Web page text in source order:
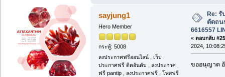
sayjung1
Hero Member
กระทู้: 5008
ลงประกาศฟรีออนไลน์ , เว็บ
ประกาศฟรี ติดอันดับ , ลงประกาศ
ฟรี pantip , ลงประกาศฟรี , โพสฟรี
Re: รั
ตัดถน
6616557
« ตอบกลับ
2024,
ขออนุญาต